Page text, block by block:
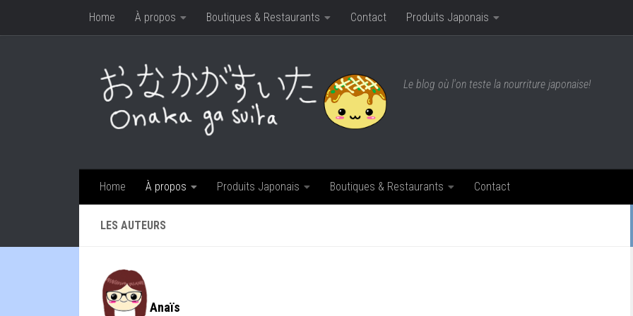
Skip to contentHome À propos Boutiques & Restaurants Contact Produits Japonais
Le blog où l'on teste la nourriture japonaise!
Home À propos Produits Japonais Boutiques & Restaurants Contact
LES AUTEURS
Anaïs